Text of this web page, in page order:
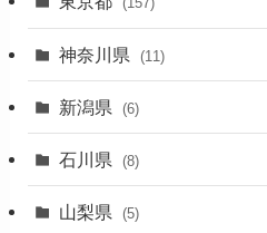
(36)
(11)
神奈川県 (11)
新潟県 (6)
石川県 (8)
山梨県 (5)